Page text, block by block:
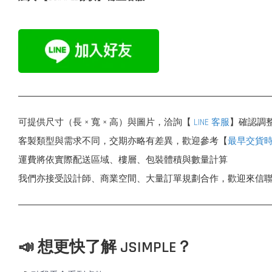
可提供尺寸（長 × 寬 × 高）與圖片，洽詢【 LINE 客服】確認調
客製類型與需求不同，交期亦略有差異，歡迎參考【最早交貨
運費將依實際配送區域、樓層、包裝體積與數量計算
我們亦接受設計師、商業空間、大量訂單規劃合作，歡迎來信
📣 想更快了解 JSIMPLE？